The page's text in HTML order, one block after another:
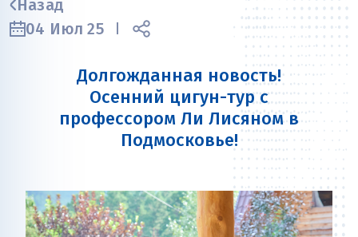
Назад
04 Июл 25
Долгожданная новость!
Осенний цигун-тур с
профессором Ли Лисяном в
Подмосковье!